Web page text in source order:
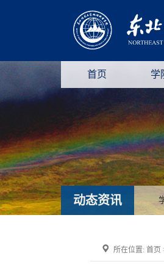
首页 学
动态资讯
所在位置: 首页